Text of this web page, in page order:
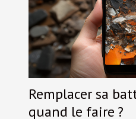
Remplacer sa
quand le faire ?